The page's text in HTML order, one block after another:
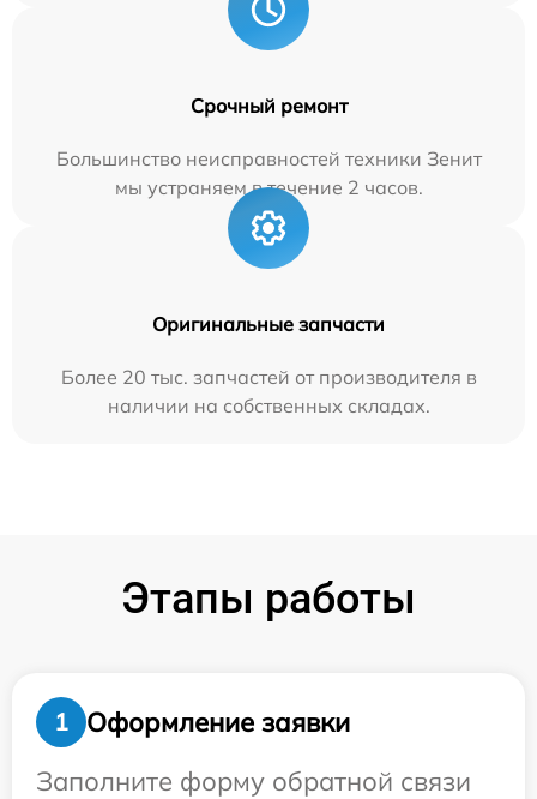
Срочный ремонт
Большинство неисправностей техники Зенит
мы устраняем в течение 2 часов.
Оригинальные запчасти
Более 20 тыс. запчастей от производителя в
наличии на собственных складах.
Этапы работы
1
Оформление заявки
Заполните форму обратной связи